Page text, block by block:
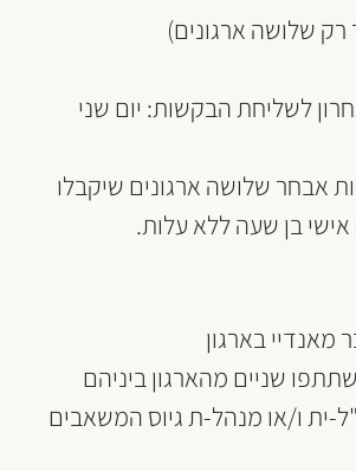
שלושה ארגונים)
לשליחת הבקשות: יום שני
אבחר שלושה ארגונים שיקבלו
בן שעה ללא עלות.
שניים מהארגון ביניהם
ית ו/או מנהל-ת גיוס המשאבים